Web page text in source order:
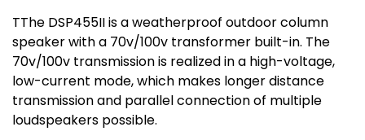
TThe DSP455II is a weatherproof outdoor column
speaker with a 70v/100v transformer built-in. The
70v/100v transmission is realized in a high-voltage,
low-current mode, which makes longer distance
transmission and parallel connection of multiple
loudspeakers possible.